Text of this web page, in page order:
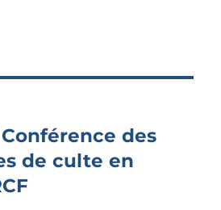
Conférence des
de culte en